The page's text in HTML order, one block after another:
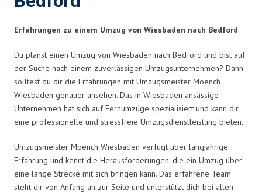
Erfahrungen zu einem Umzug von Wiesbaden nach Bedford
Du planst einen Umzug von Wiesbaden nach Bedford und bist auf
der Suche nach einem zuverlässigen Umzugsunternehmen? Dann
solltest du dir die Erfahrungen mit Umzugsmeister Moench
Wiesbaden genauer ansehen. Das in Wiesbaden ansässige
Unternehmen hat sich auf Fernumzüge spezialisiert und kann dir
eine professionelle und stressfreie Umzugsdienstleistung bieten.
Umzugsmeister Moench Wiesbaden verfügt über langjährige
Erfahrung und kennt die Herausforderungen, die ein Umzug über
eine lange Strecke mit sich bringen kann. Das erfahrene Team
steht dir von Anfang an zur Seite und unterstützt dich bei allen